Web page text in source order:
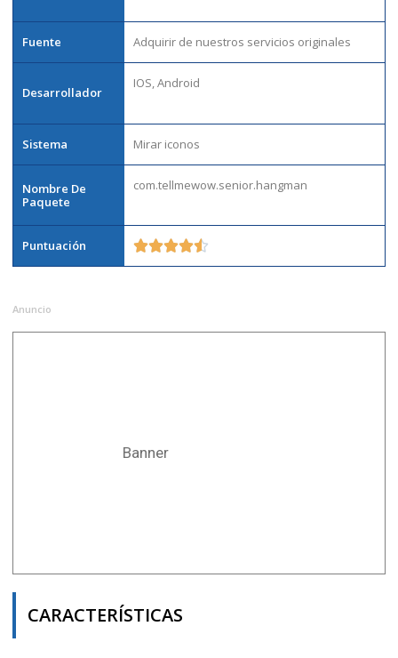
Fuente Adquirir de nuestros servicios originales
Desarrollador
IOS, Android
Sistema Mirar iconos
Nombre De
Paquete
com.tellmewow.senior.hangman
Puntuación 
Anuncio
Banner
CARACTERÍSTICAS